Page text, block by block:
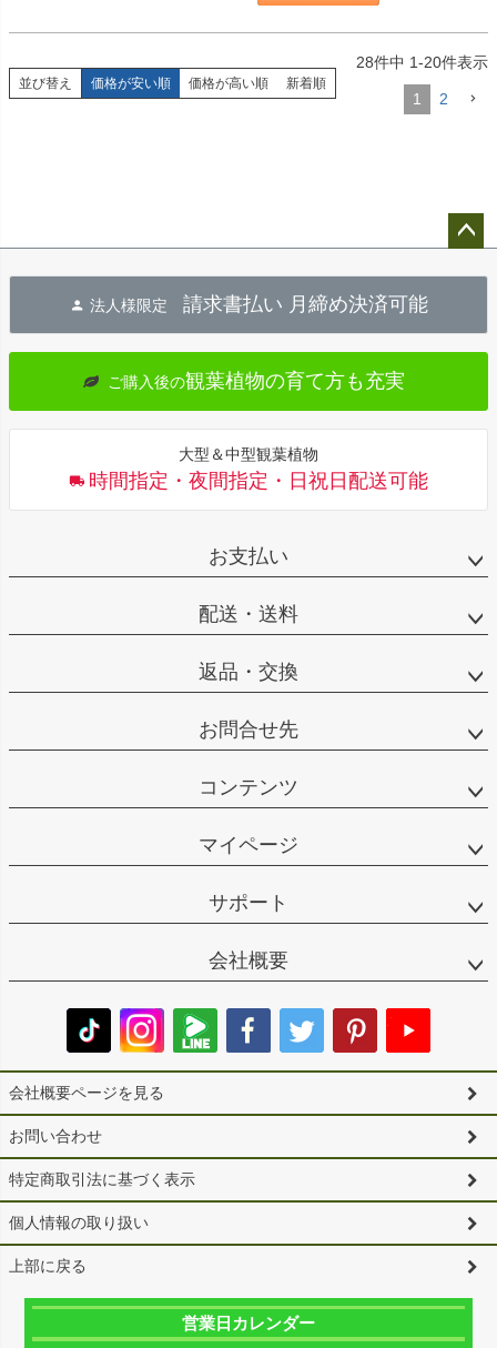
並び替え 価格が安い順 価格が高い順 新着順
28件中 1-20件表示
1 2
へ
法人様限定 請求書払い 月締め決済可能
ご購入後の観葉植物の育て方も充実
大型＆中型観葉植物
時間指定・夜間指定・日祝日配送可能
お支払い
配送・送料
返品・交換
お問合せ先
コンテンツ
マイページ
サポート
会社概要
会社概要ページを見る
お問い合わせ
特定商取引法に基づく表示
個人情報の取り扱い
上部に戻る
営業日カレンダー